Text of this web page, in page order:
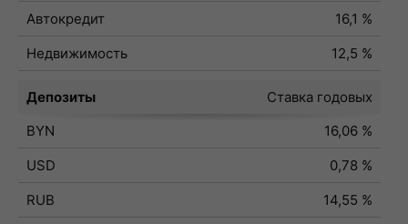
Автокредит
16,1 %
Недвижимость
12,5 %
Депозиты
Ставка годовых
BYN
16,06 %
USD
0,78 %
RUB
14,55 %